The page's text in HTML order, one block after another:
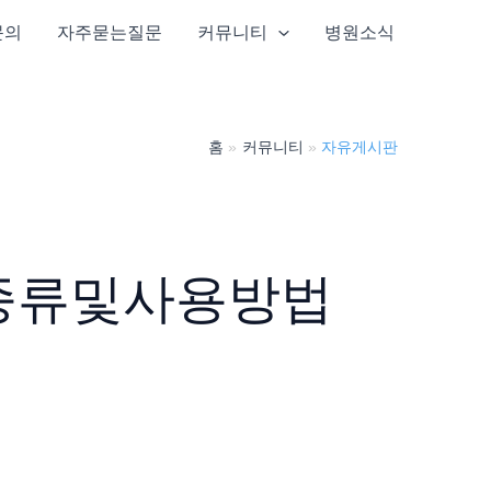
자주묻는질문 커뮤니티 병원소식
홈 커뮤니티 자유게시판
및사용방법